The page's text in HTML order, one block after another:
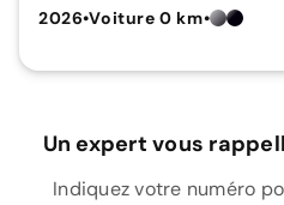
2026•Voiture 0 km•
Un expert vous
Indiquez votre numéro